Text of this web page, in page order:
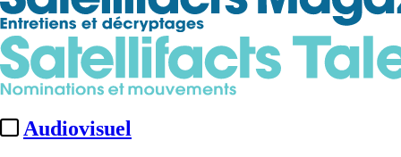
Audiovisuel